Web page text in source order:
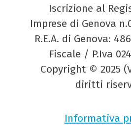
Iscrizione al
Imprese di Genova
R.E.A. di Genova:
Fiscale / P.Iva
Copyright © 2025
diritti
Informativa